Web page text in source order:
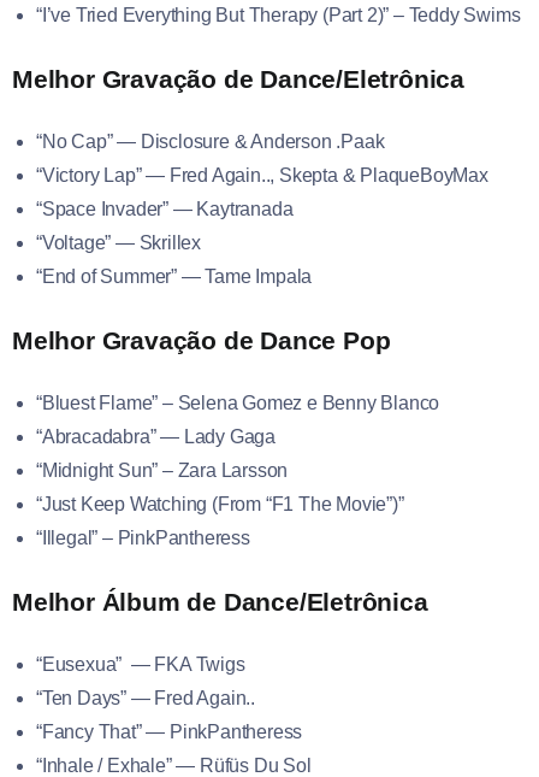
“I’ve Tried Everything But Therapy (Part 2)” – Teddy Swims
Melhor Gravação de Dance/Eletrônica
“No Cap” — Disclosure & Anderson .Paak
“Victory Lap” — Fred Again.., Skepta & PlaqueBoyMax
“Space Invader” — Kaytranada
“Voltage” — Skrillex
“End of Summer” — Tame Impala
Melhor Gravação de Dance Pop
“Bluest Flame” – Selena Gomez e Benny Blanco
“Abracadabra” — Lady Gaga
“Midnight Sun” – Zara Larsson
“Just Keep Watching (From “F1 The Movie”)”
“Illegal” – PinkPantheress
Melhor Álbum de Dance/Eletrônica
“Eusexua” — FKA Twigs
“Ten Days” — Fred Again..
“Fancy That” — PinkPantheress
“Inhale / Exhale” — Rüfüs Du Sol